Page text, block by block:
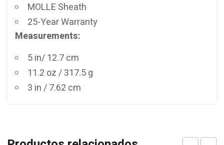
MOLLE Sheath
25-Year Warranty
Measurements:
5 in/ 12.7 cm
11.2 oz / 317.5 g
3 in / 7.62 cm